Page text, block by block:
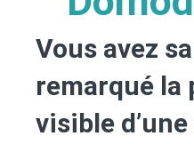
Vous avez
remarqué
visible